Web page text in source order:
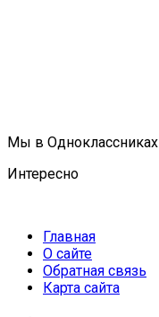
Мы в Одноклассниках
Интересно
Главная
О сайте
Обратная связь
Карта сайта